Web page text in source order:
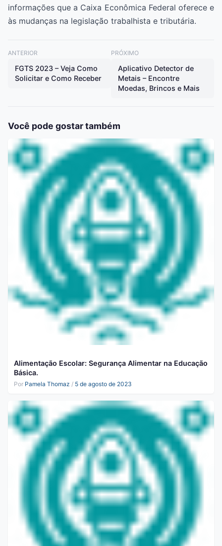
informações que a Caixa Econômica Federal oferece e
às mudanças na legislação trabalhista e tributária.
ANTERIOR
FGTS 2023 – Veja Como
Solicitar e Como Receber
PRÓXIMO
Aplicativo Detector de
Metais – Encontre
Moedas, Brincos e Mais
Você pode gostar também
Alimentação Escolar: Segurança Alimentar na Educação
Básica.
Por Pamela Thomaz / 5 de agosto de 2023